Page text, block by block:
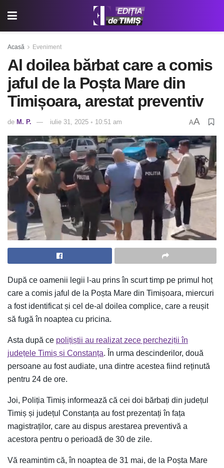
Acasă Eveniment
Al doilea bărbat care a comis
jaful de la Poșta Mare din
Timișoara, arestat preventiv
de M. P. iulie 31, 2025 ◦ 10:51 am AA
După ce oamenii legii l-au prins în scurt timp pe primul hoț
care a comis jaful de la Poșta Mare din Timișoara, miercuri
a fost identificat și cel de-al doilea complice, care a reușit
să fugă în noaptea cu pricina.
Asta după ce polițiștii au realizat zece percheziții în
județele Timiș și Constanța. În urma descinderilor, două
persoane au fost audiate, una dintre acestea fiind reținută
pentru 24 de ore.
Joi, Poliția Timiș informează că cei doi bărbați din județul
Timiș și județul Constanța au fost prezentați în fața
magistraților, care au dispus arestarea preventivă a
acestora pentru o perioadă de 30 de zile.
Vă reamintim că, în noaptea de 31 mai, de la Poșta Mare